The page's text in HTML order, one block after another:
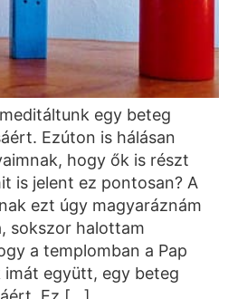
egy beteg
Ezúton is hálásan
hogy ők is részt
is jelent ez pontosan? A
ezt úgy magyaráznám
sokszor halottam
a templomban a Pap
együtt, egy beteg